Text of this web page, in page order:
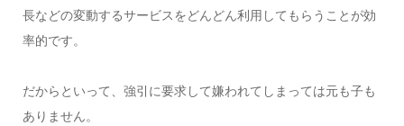
長などの変動するサービスをどんどん利用してもらうことが効
率的です。
だからといって、強引に要求して嫌われてしまっては元も子も
ありません。